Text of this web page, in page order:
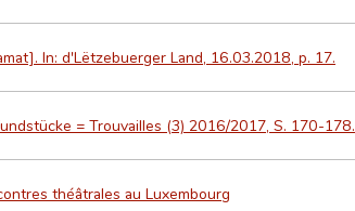
In: d'Lëtzebuerger Land, 16.03.2018, p. 17.
= Trouvailles (3) 2016/2017, S. 170-178.
théâtrales au Luxembourg